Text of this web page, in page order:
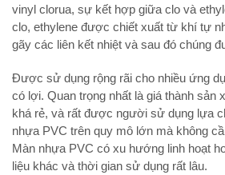
vinyl clorua, sự kết hợp giữa clo và
clo, ethylene được chiết xuất từ ​​khí tự
gãy các liên kết nhiệt và sau đó chúng
Được sử dụng rộng rãi cho nhiều ứng
có lợi. Quan trọng nhất là giá thành sản
khá rẻ, và rất được người sử dụng lựa
nhựa PVC trên quy mô lớn mà không
Màn nhựa PVC có xu hướng linh hoạt
liệu khác và thời gian sử dụng rất lâu.